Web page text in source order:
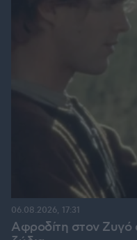
Αφροδίτη στον Ζυγό
06.08.2026, 17:31